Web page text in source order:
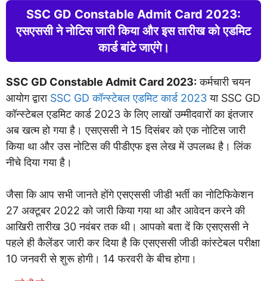
SSC GD Constable Admit Card 2023:
एसएससी ने नोटिस जारी किया और इस तारीख को एडमिट
कार्ड बांटे जाएंगे।
SSC GD Constable Admit Card 2023: कर्मचारी चयन
आयोग द्वारा SSC GD कॉन्स्टेबल एडमिट कार्ड 2023या SSC GD
कॉन्स्टेबल एडमिट कार्ड 2023 के लिए लाखों उम्मीदवारों का इंतजार
अब खत्म हो गया है। एसएससी ने 15 दिसंबर को एक नोटिस जारी
किया था और उस नोटिस की पीडीएफ इस लेख में उपलब्ध है। लिंक
नीचे दिया गया है।
जैसा कि आप सभी जानते होंगे एसएससी जीडी भर्ती का नोटिफिकेशन
27 अक्टूबर 2022 को जारी किया गया था और आवेदन करने की
आखिरी तारीख 30 नवंबर तक थी। आपको बता दें कि एसएससी ने
पहले ही कैलेंडर जारी कर दिया है कि एसएससी जीडी कांस्टेबल परीक्षा
10 जनवरी से शुरू होगी। 14 फरवरी के बीच होगा।